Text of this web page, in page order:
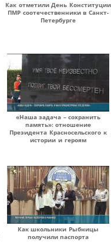
Как отметили День Конституции
ПМР соотечественники в Санкт-
Петербурге
«Наша задача – сохранить
память»: отношение
Президента Красносельского к
истории и героям
Как школьники Рыбницы
получили паспорта